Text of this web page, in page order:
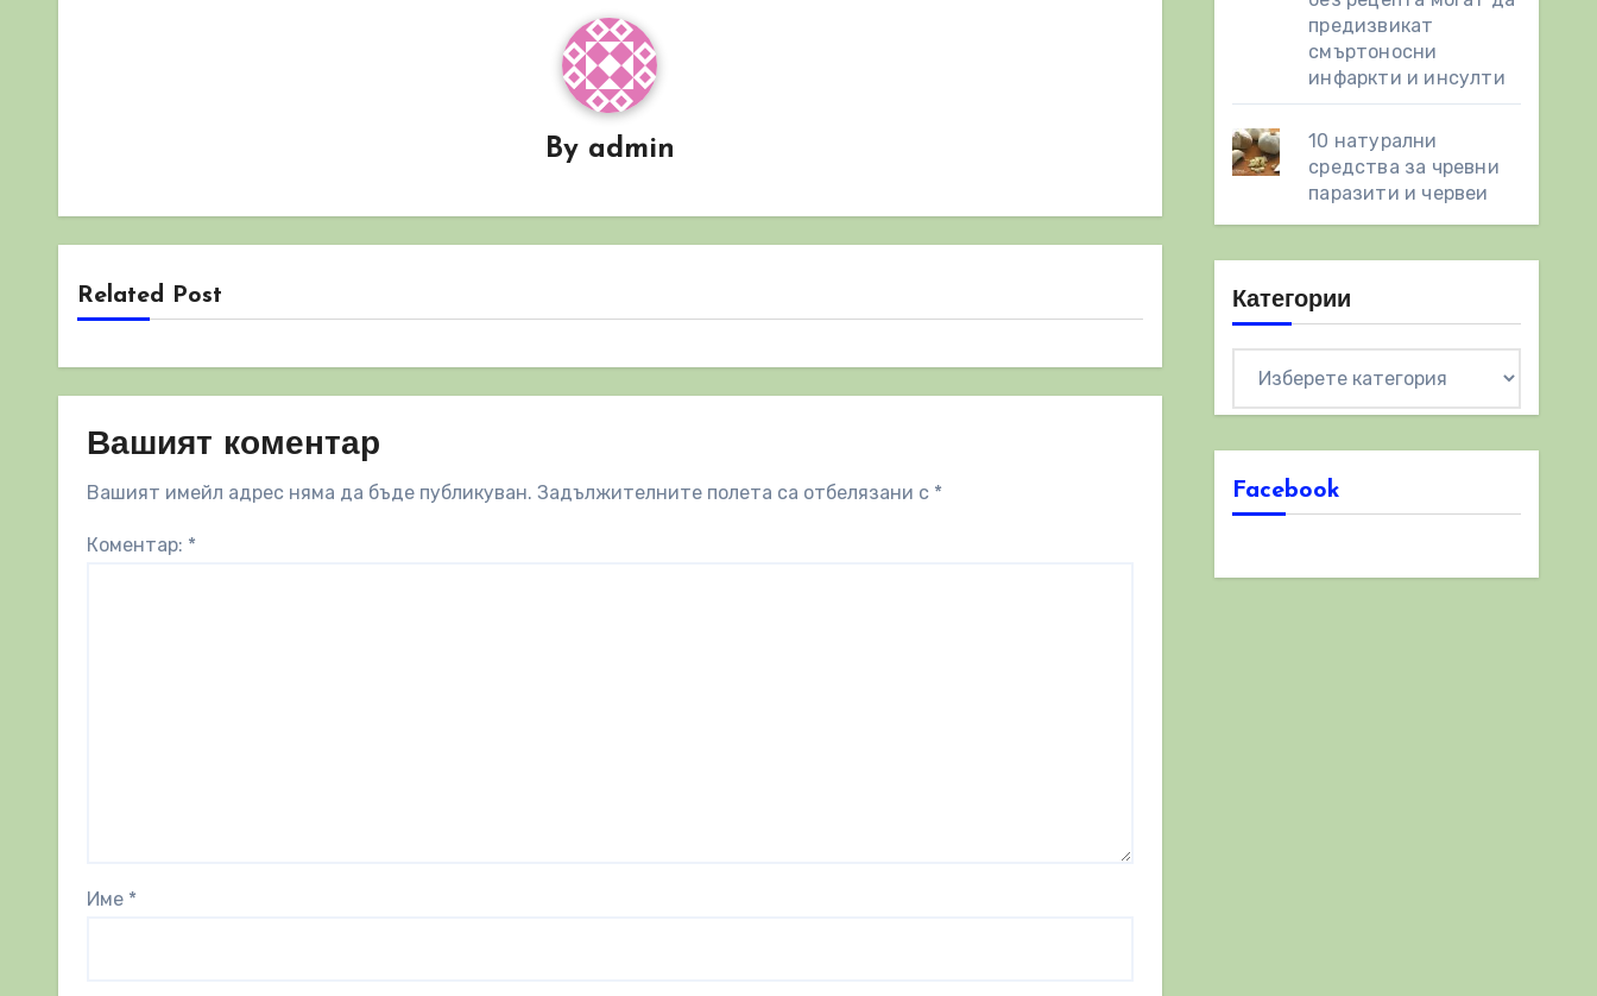
By admin
Related Post
Вашият коментар
Вашият имейл адрес няма да бъде публикуван. Задължителните полета са отбелязани с *
Коментар: *
Име *
предизвикат
смъртоносни
инфаркти и инсулти
10 натурални
средства за чревни
паразити и червеи
Категории
Facebook